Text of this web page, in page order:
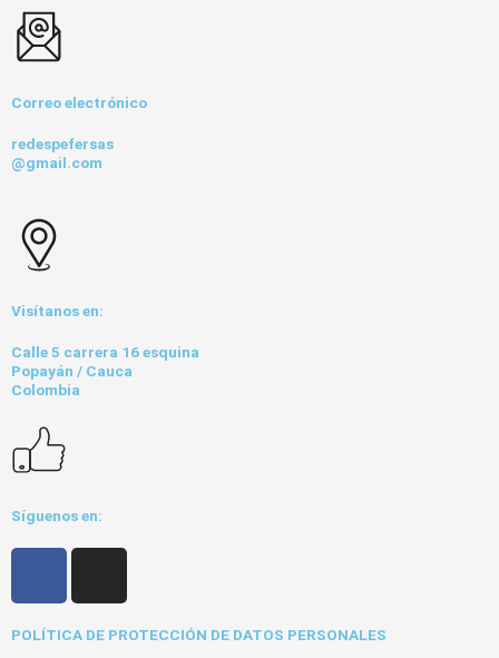
Correo electrónico
redespefersas
@gmail.com
Visítanos en:
Calle 5 carrera 16 esquina
Popayán / Cauca
Colombia
Síguenos en:
e
t
POLÍTICA DE PROTECCIÓN DE DATOS PERSONALES